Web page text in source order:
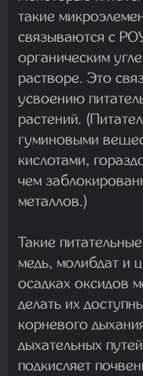
такие
связываются с
органическим
растворе. Это
усвоению
растений.
гуминовыми
кислотами,
чем
металлов.)
Такие
медь, молибдат и
осадках оксидов
делать их
корневого
дыхательных
подкисляет